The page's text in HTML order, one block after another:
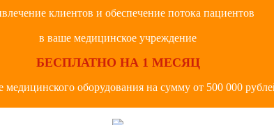
клиентов и обеспечение потока пациентов
в ваше медицинское учреждение
БЕСПЛАТНО НА 1 МЕСЯЦ
медицинского оборудования на сумму от 500 000